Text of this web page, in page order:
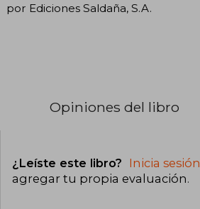
por Ediciones Saldaña, S.A.
Opiniones del libro
¿Leíste este libro? Inicia sesión
agregar tu propia evaluación.